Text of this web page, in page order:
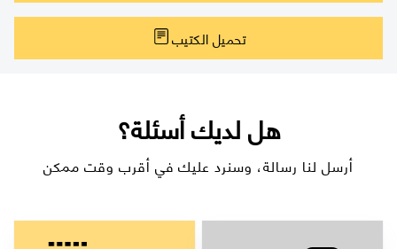
تحميل الكتيب
هل لديك أسئلة؟
أرسل لنا رسالة، وسنرد عليك في أقرب وقت ممكن